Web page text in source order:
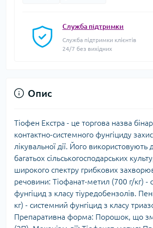
Служба підтримки
Служба підтримки клієнтів
24/7 без вихідних
Опис
Тіофен Екстра - це торгова назва
контактно-системного фунгіциду
лікувальної дії. Його використовують
багатьох сільськогосподарських
широкого спектру грибкових
речовини: Тіофанат-метил (700 г/кг) -
фунгіцид з класу тіуредобензолів.
кг) - системний фунгіцид з класу
Препаративна форма: Порошок, що